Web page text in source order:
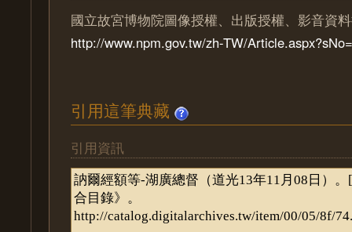
國立故宮博物院圖像授權、出版授權、影音資
http://www.npm.gov.tw/zh-TW/
引用這筆典藏
引用資訊